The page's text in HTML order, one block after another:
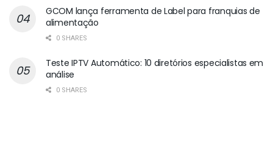
GCOM lança ferramenta de Label para franquias de
alimentação
0 SHARES
Teste IPTV Automático: 10 diretórios especialistas em
análise
0 SHARES